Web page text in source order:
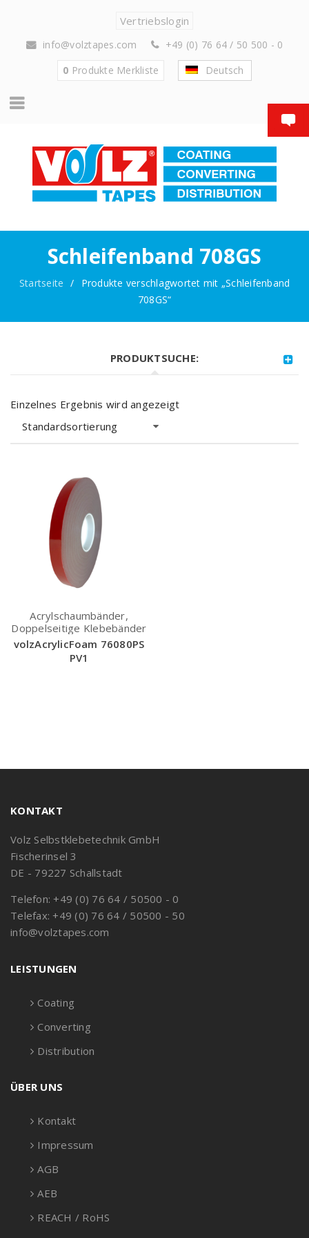
Vertriebslogin
info@volztapes.com
+49 (0) 76 64 / 50 500 - 0
0 Produkte Merkliste Deutsch
Schleifenband 708GS
Startseite /
Produkte verschlagwortet mit „Schleifenband
708GS“
PRODUKTSUCHE:
Einzelnes Ergebnis wird angezeigt
Standardsortierung
Acrylschaumbänder,
Doppelseitige Klebebänder
volzAcrylicFoam 76080PS
PV1
KONTAKT
Volz Selbstklebetechnik GmbH
Fischerinsel 3
DE - 79227 Schallstadt
Telefon: +49 (0) 76 64 / 50500 - 0
Telefax: +49 (0) 76 64 / 50500 - 50
info@volztapes.com
LEISTUNGEN
Coating
Converting
Distribution
ÜBER UNS
Kontakt
Impressum
AGB
AEB
REACH / RoHS